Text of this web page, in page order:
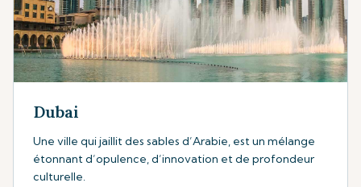
Dubai
Une ville qui jaillit des sables d’Arabie, est un mélange
étonnant d’opulence, d’innovation et de profondeur
culturelle.